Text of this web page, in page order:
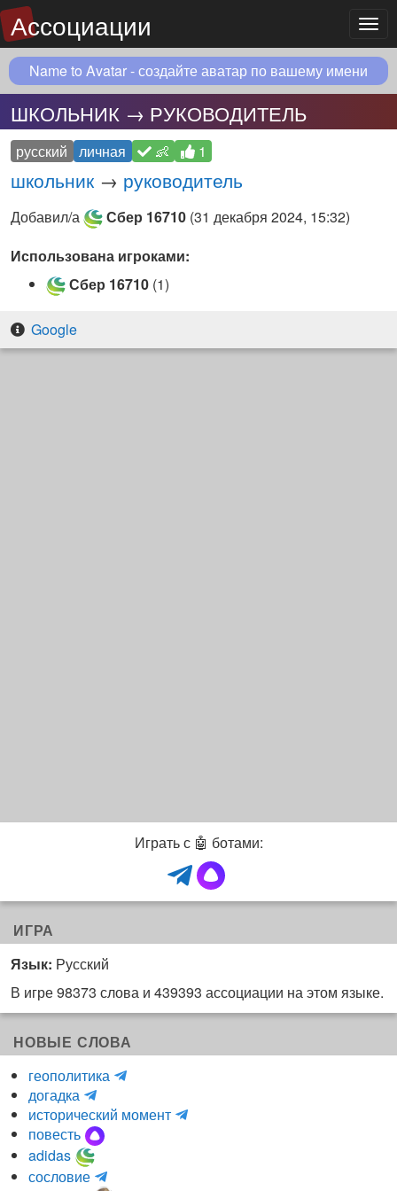
Ассоциации
Name to Avatar - создайте аватар по вашему имени
ШКОЛЬНИК → РУКОВОДИТЕЛЬ
русский личная 👶 1
школьник → руководитель
Добавил/а Сбер 16710 (31 декабря 2024, 15:32)
Использована игроками:
Сбер 16710 (1)
Google
Играть с 🤖 ботами:
ИГРА
Язык: Русский
В игре 98373 слова и 439393 ассоциации на этом языке.
НОВЫЕ СЛОВА
геополитика
H
d
догадка
m
a
r
r
r
исторический момент
и
повесть
adidas
сословие
m